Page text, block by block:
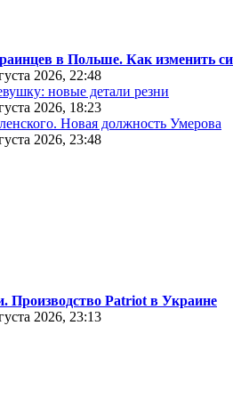
в Польше. Как изменить
2026, 22:48
новые детали резни
2026, 18:23
Новая должность Умерова
2026, 23:48
Производство Patriot в Украине
2026, 23:13